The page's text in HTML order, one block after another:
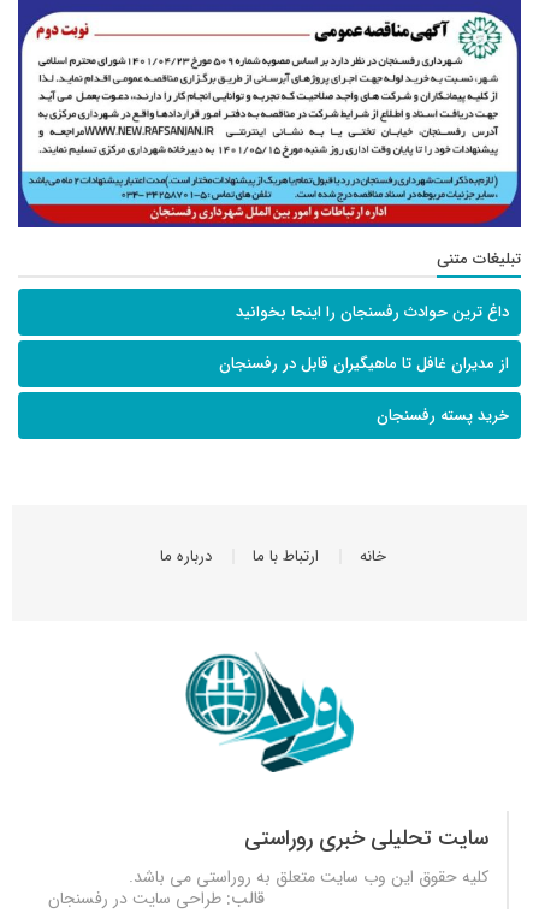
تبلیغات متنی
داغ ترین حوادث رفسنجان را اینجا بخوانید
از مدیران غافل تا ماهیگیران قابل در رفسنجان
خرید پسته رفسنجان
خانه ارتباط با ما درباره ما
سایت تحلیلی خبری روراستی
کلیه حقوق این وب سایت متعلق به روراستی می باشد.
قالب: طراحی سایت در رفسنجان